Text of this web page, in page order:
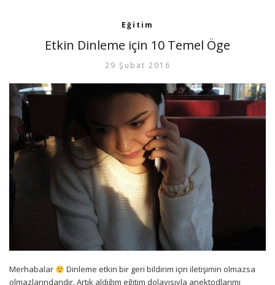
Eğitim
Etkin Dinleme için 10 Temel Öge
29 Şubat 2016
Merhabalar
Dinleme etkin bir geri bildirim için iletişimin olmazsa
olmazlarındandır. Artık aldığım eğitim dolayısıyla anektodlarımı